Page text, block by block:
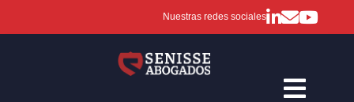
Nuestras redes sociales
